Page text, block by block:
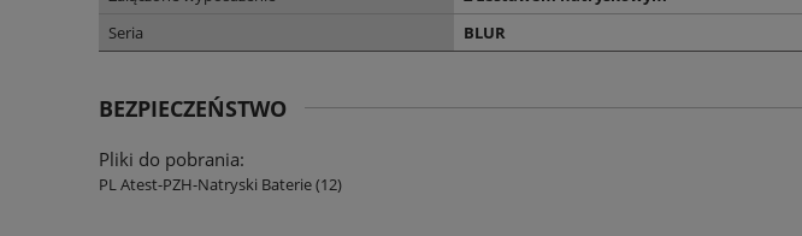
Seria
BLUR
BEZPIECZEŃSTWO
Pliki do pobrania:
PL Atest-PZH-Natryski Baterie (12)